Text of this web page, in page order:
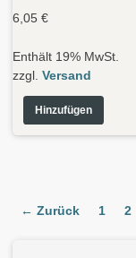
6,05 €
Enthält 19% MwSt.
zzgl. Versand
Hinzufügen
← Zurück 1 2